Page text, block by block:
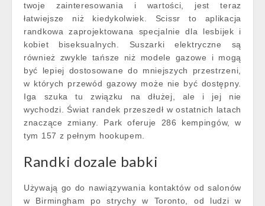
twoje zainteresowania i wartości, jest teraz
łatwiejsze niż kiedykolwiek. Scissr to aplikacja
randkowa zaprojektowana specjalnie dla lesbijek i
kobiet biseksualnych. Suszarki elektryczne są
również zwykle tańsze niż modele gazowe i mogą
być lepiej dostosowane do mniejszych przestrzeni,
w których przewód gazowy może nie być dostępny.
Iga szuka tu związku na dłużej, ale i jej nie
wychodzi. Świat randek przeszedł w ostatnich latach
znaczące zmiany. Park oferuje 286 kempingów, w
tym 157 z pełnym hookupem.
Randki dozale babki
Używają go do nawiązywania kontaktów od salonów
w Birmingham po strychy w Toronto, od ludzi w